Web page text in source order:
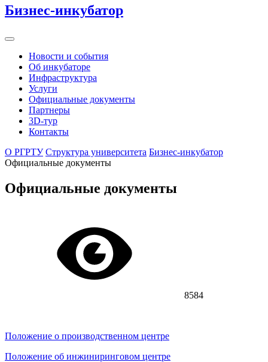
Бизнес-инкубатор
Новости и события
Об инкубаторе
Инфраструктура
Услуги
Официальные документы
Партнеры
3D-тур
Контакты
О РГРТУ Структура университета Бизнес-инкубатор
Официальные документы
Официальные документы
8584
Положение о производственном центре
Положение об инжиниринговом центре